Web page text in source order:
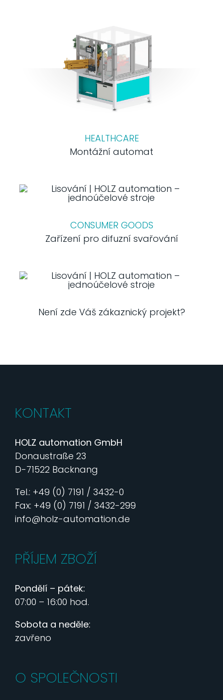
HEALTHCARE
Montážní automat
CONSUMER GOODS
Zařízení pro difuzní svařování
Není zde Váš zákaznický projekt?
KONTAKT
HOLZ automation GmbH
Donaustraße 23
D-71522 Backnang
Tel.: +49 (0) 7191 / 3432-0
Fax: +49 (0) 7191 / 3432-299
info@holz-automation.de
PŘÍJEM ZBOŽÍ
Pondělí – pátek:
07:00 – 16:00 hod.
Sobota a neděle:
zavřeno
O SPOLEČNOSTI